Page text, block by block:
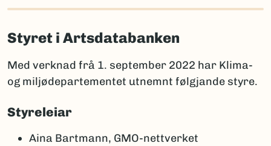
Styret i Artsdatabanken
Med verknad frå 1. september 2022 har Klima-
og miljødepartementet utnemnt følgjande styre.
Styreleiar
Aina Bartmann, GMO-nettverket